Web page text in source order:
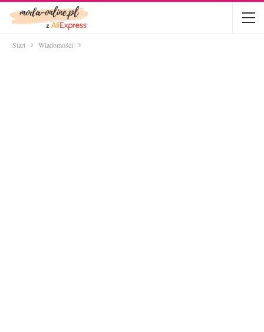
Start Wiadomości